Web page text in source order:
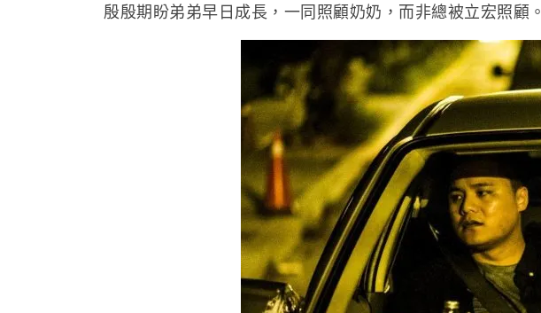
殷殷期盼弟弟早日成長，一同照顧奶奶，而非總被立宏照顧。